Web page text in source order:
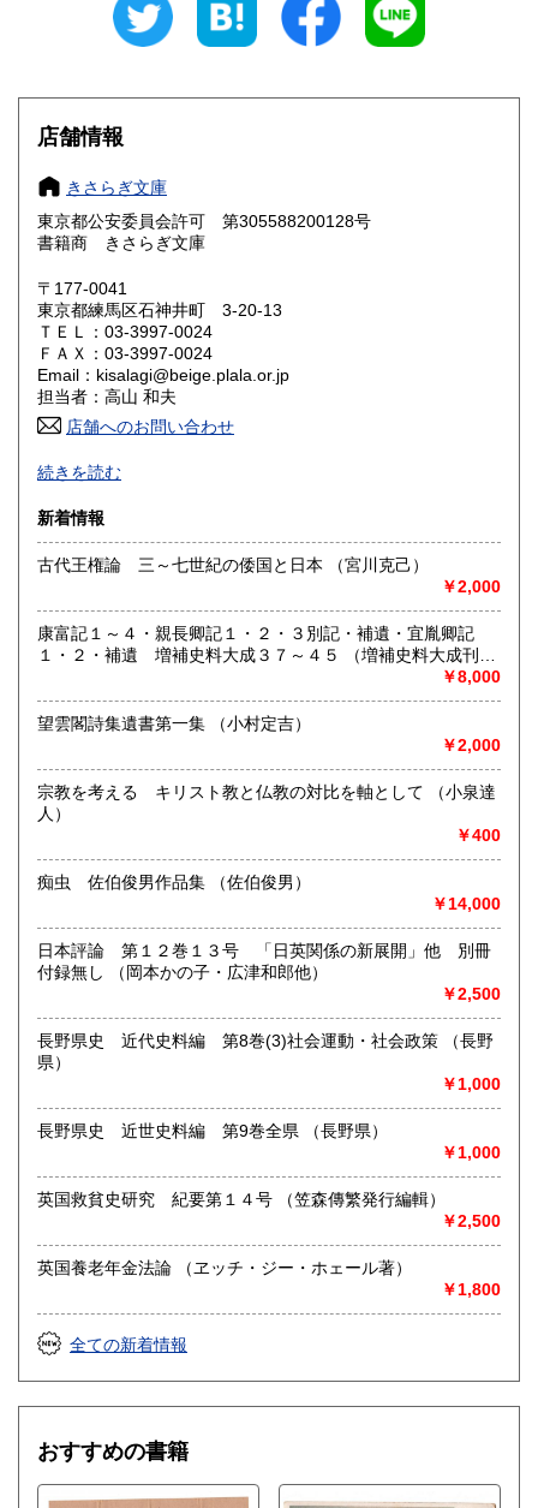
210円 三重県
大阪府
奈良県
鳥取県 210円 島根県
岡山県
山口県 210円
香川県 210円
高知県 210円
佐賀県
熊本県 210円 大分県 210円
210円
沖縄県 210円
店舗情報
きさらぎ文庫
東京都公安委員会許可 第305588200128号
書籍商 きさらぎ文庫
〒177-0041
東京都練馬区石神井町 3-20-13
ＴＥＬ：03-3997-0024
ＦＡＸ：03-3997-0024
Email：kisalagi@beige.plala.or.jp
担当者：高山 和夫
店舗へのお問い合わせ
日本史・近現代史・人文社会科学全般の古書目録発行（休刊
中）。不在がちですのでご来店の場合は事前にご連絡くださ
沿線名：西武池袋線
最寄駅：石神井公園駅すぐ
定休日：水曜日
書籍の買取について
-
-
続きを読む
新着情報
古代王権論 三～七世紀の倭国と日本 （宮川克己）
￥2,000
康富記１～４・親長卿記１・２・３別記・補遺・宜胤卿記
１・２・補遺 増補史料大成３７～４５ （増補史料大成刊行
￥8,000
望雲閣詩集遺書第一集 （小村定吉）
￥2,000
宗教を考える キリスト教と仏教の対比を軸として （小泉達
人）
￥400
痴虫 佐伯俊男作品集 （佐伯俊男）
￥14,000
日本評論 第１２巻１３号 「日英関係の新展開」他 別冊
付録無し （岡本かの子・広津和郎他）
￥2,500
長野県史 近代史料編 第8巻(3)社会運動・社会政策 （長野
県）
￥1,000
長野県史 近世史料編 第9巻全県 （長野県）
￥1,000
英国救貧史研究 紀要第１４号 （笠森傳繁発行編輯）
￥2,500
英国養老年金法論 （ヱッチ・ジー・ホェール著）
￥1,800
全ての新着情報
おすすめの書籍